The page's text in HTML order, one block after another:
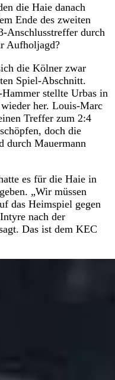
die Haie danach
Ende des zweiten
Anschlusstreffer durch
Aufholjagd?
die Kölner zwar
Spiel-Abschnitt.
stellte Urbas in
her. Louis-Marc
Treffer zum 2:4
doch die
durch Mauermann
es für die Haie in
„Wir müssen
das Heimspiel gegen
nach der
Das ist dem KEC